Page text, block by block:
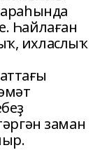
Һайлаған
ихласлыҡ
заман